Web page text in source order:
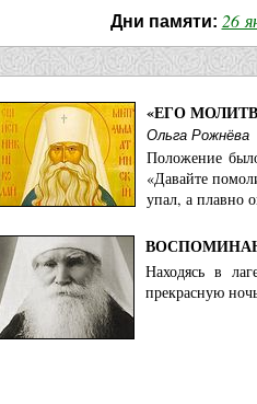
Дни памяти: 26
«ЕГО
Ольга Рожнёва
Положение
«Давайте
упал, а плавно
Находясь в
прекрасную